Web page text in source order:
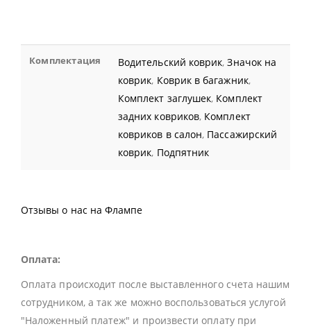
Комплектация Водительский коврик,Значок на
коврик, Коврик в багажник,
Комплект заглушек, Комплект
задних ковриков, Комплект
ковриков в салон, Пассажирский
коврик, Подпятник
Отзывы о нас на Флампе
Оплата:
Оплата происходит после выставленного счета нашим
сотрудником, а так же можно воспользоваться услугой
"Наложенный платеж" и произвести оплату при